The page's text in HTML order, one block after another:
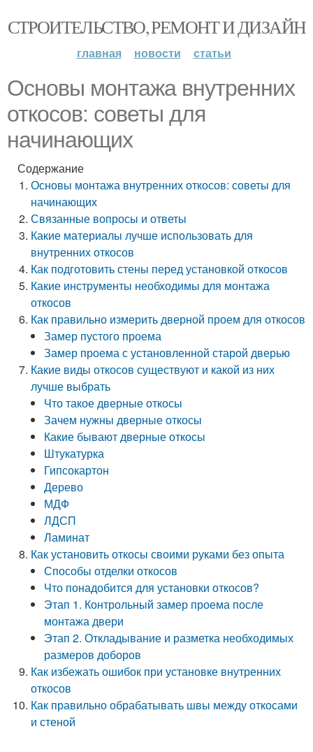
СТРОИТЕЛЬСТВО, РЕМОНТ И ДИЗАЙН
главная новости статьи
Основы монтажа внутренних
откосов: советы для
начинающих
Содержание
Основы монтажа внутренних откосов: советы для
начинающих
Связанные вопросы и ответы
Какие материалы лучше использовать для
внутренних откосов
Как подготовить стены перед установкой откосов
Какие инструменты необходимы для монтажа
откосов
Как правильно измерить дверной проем для откосов
Замер пустого проема
Замер проема с установленной старой дверью
Какие виды откосов существуют и какой из них
лучше выбрать
Что такое дверные откосы
Зачем нужны дверные откосы
Какие бывают дверные откосы
Штукатурка
Гипсокартон
Дерево
МДФ
ЛДСП
Ламинат
Как установить откосы своими руками без опыта
Способы отделки откосов
Что понадобится для установки откосов?
Этап 1. Контрольный замер проема после
монтажа двери
Этап 2. Откладывание и разметка необходимых
размеров доборов
Как избежать ошибок при установке внутренних
откосов
Как правильно обрабатывать швы между откосами
и стеной